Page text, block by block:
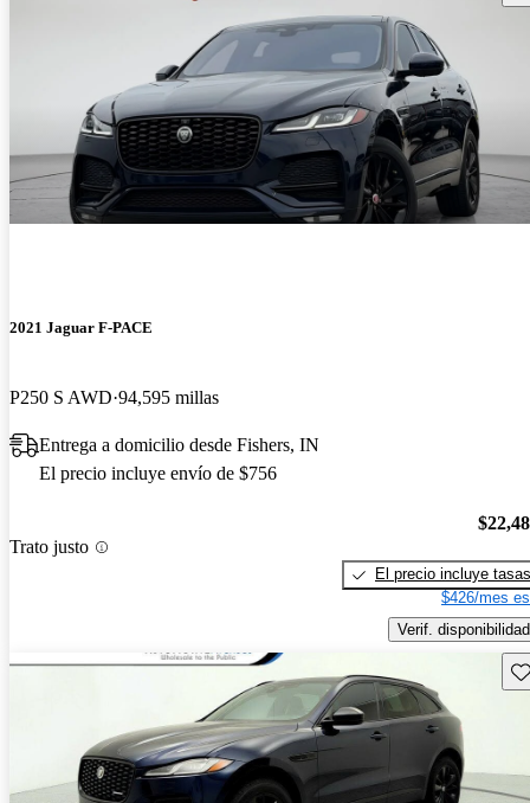
2021 Jaguar F-PACE
P250 S AWD 94,595 millas
Entrega a domicilio desde Fishers, IN
El precio incluye envío de $756
Trato justo
El precio incluye tasas
$426/mes
Verif. disponibilidad